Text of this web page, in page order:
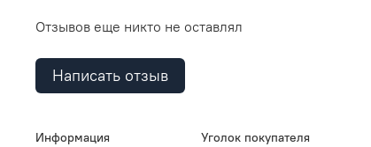
Отзывов еще никто не оставлял
Написать отзыв
Информация Уголок покупателя